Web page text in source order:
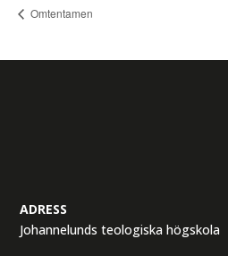
Omtentamen
ADRESS
Johannelunds teologiska högskola